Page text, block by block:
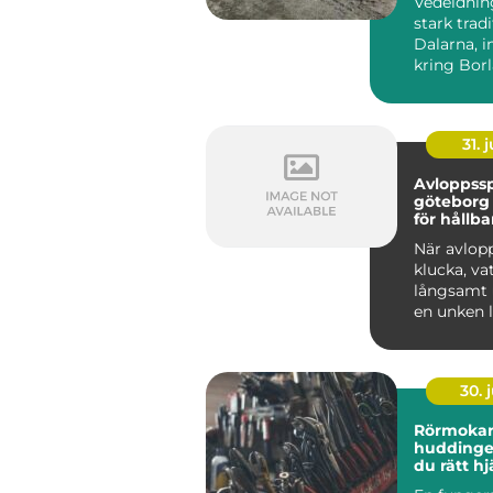
stark
Dalarna,
kring
både för
31.
göteborg en guide
för
När
klucka,
långsamt
en unken
30.
huddinge så väljer
du rätt